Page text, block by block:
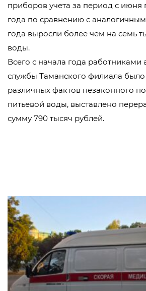
приборов учета за период с июня
года по сравнению с
года выросли более чем на семь
воды.
Всего с начала года работниками
службы Таманского филиала
различных фактов незаконного
питьевой воды, выставлено
сумму 790 тысяч рублей.